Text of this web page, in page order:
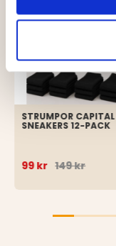
STRUMPOR CAPITAL
SNEAKERS 12-PACK
99 kr 149 kr